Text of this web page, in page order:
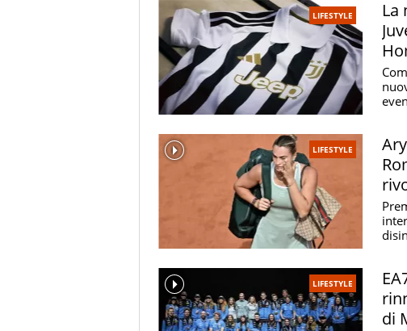
LIFESTYLE
La
LIFESTYLE
LIFESTYLE
di